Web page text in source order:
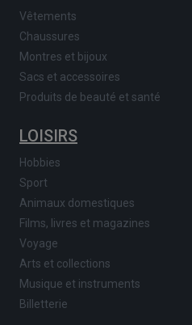
Vêtements
Chaussures
Montres et bijoux
Sacs et accessoires
Produits de beauté et santé
LOISIRS
Hobbies
Sport
Animaux domestiques
Films, livres et magazines
Voyage
Arts et collections
Musique et instruments
Billetterie